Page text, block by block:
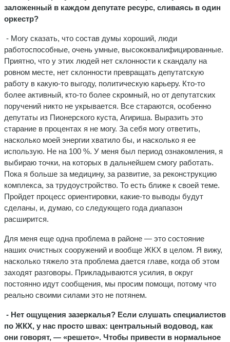
заложенный в каждом депутате ресурс, сливаясь в один
оркестр?
- Могу сказать, что состав думы хороший, люди
работоспособные, очень умные, высококвалифицированные.
Приятно, что у этих людей нет склонности к скандалу на
ровном месте, нет склонности превращать депутатскую
работу в какую-то выгоду, политическую карьеру. Кто-то
более активный, кто-то более скромный, но от депутатских
поручений никто не укрывается. Все стараются, особенно
депутаты из Пионерского куста, Агириша. Выразить это
старание в процентах я не могу. За себя могу ответить,
насколько моей энергии хватило бы, и насколько я ее
использую. Не на 100 %. У меня был период ознакомления, я
выбираю точки, на которых в дальнейшем смогу работать.
Пока я больше за медицину, за развитие, за реконструкцию
комплекса, за трудоустройство. То есть ближе к своей теме.
Пройдет процесс ориентировки, какие-то выводы будут
сделаны, и, думаю, со следующего года диапазон
расширится.
Для меня еще одна проблема в районе — это состояние
наших очистных сооружений и вообще ЖКХ в целом. Я вижу,
насколько тяжело эта проблема дается главе, когда об этом
заходят разговоры. Прикладываются усилия, в округ
постоянно идут сообщения, мы просим помощи, потому что
реально своими силами это не потянем.
- Нет ощущения зазеркалья? Если слушать специалистов
по ЖКХ, у нас просто швах: центральный водовод, как
они говорят, — «решето». Чтобы привести в нормальное